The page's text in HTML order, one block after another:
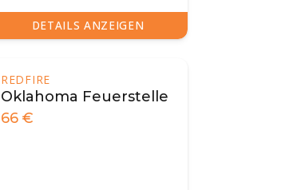
DETAILS ANZEIGEN
REDFIRE
Oklahoma Feuerstelle
66 €